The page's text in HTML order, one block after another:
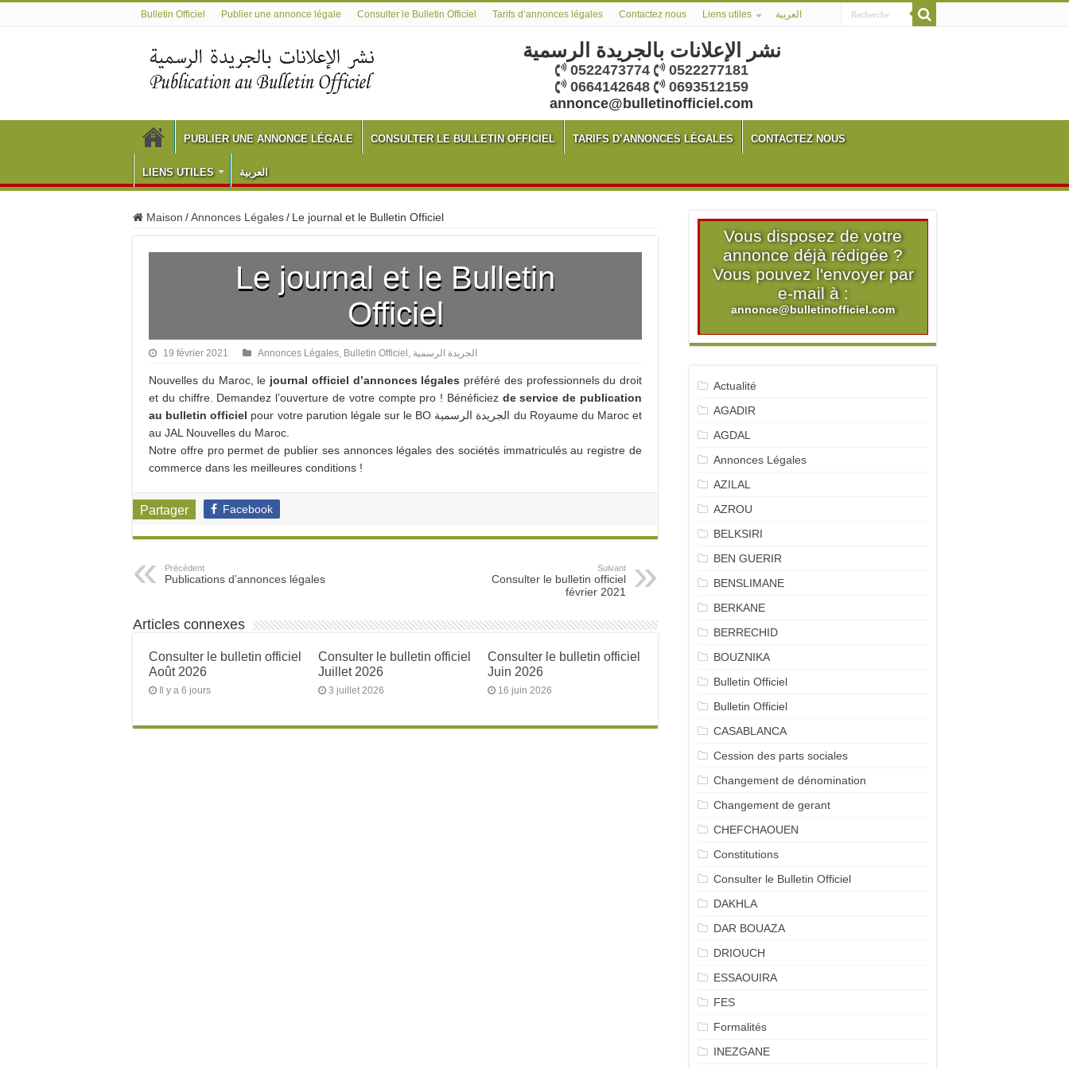
Bulletin Officiel Publier une annonce légale Consulter le Bulletin Officiel Tarifs d’annonces légales Contactez nous Liens utiles العربية
نشر الإعلانات بالجريدة الرسمية
0522473774
0522277181
0664142648
0693512159
annonce@bulletinofficiel.com
PUBLIER UNE ANNONCE LÉGALE CONSULTER LE BULLETIN OFFICIEL TARIFS D’ANNONCES LÉGALES CONTACTEZ NOUS
LIENS UTILES العربية
Maison /Annonces Légales/ Le journal et le Bulletin Officiel
Le journal et le Bulletin
Officiel
19 février 2021 Annonces Légales, Bulletin Officiel , الجريدة الرسمية
Nouvelles du Maroc, le journal officiel d’annonces légales préféré des professionnels du droit
et du chiffre. Demandez l’ouverture de votre compte pro ! Bénéficiezde service de publication
au bulletin officiel pour votre parution légale sur le BO الجريدة الرسمية du Royaume du Maroc et
au JAL Nouvelles du Maroc.
Notre offre pro permet de publier ses annonces légales des sociétés immatriculés au registre de
commerce dans les meilleures conditions !
Partager Facebook
Précédent
Publications d’annonces légales
Suivant
Consulter le bulletin officiel
février 2021
Articles connexes
Consulter le bulletin officiel
Août 2026
Il y a 6 jours
Consulter le bulletin officiel
Juillet 2026
3 juillet 2026
Consulter le bulletin officiel
Juin 2026
16 juin 2026
Vous disposez de votre
annonce déjà rédigée ?
Vous pouvez l'envoyer par
e-mail à :
annonce@bulletinofficiel.com
Actualité
AGADIR
AGDAL
Annonces Légales
AZILAL
AZROU
BELKSIRI
BEN GUERIR
BENSLIMANE
BERKANE
BERRECHID
BOUZNIKA
Bulletin Officiel
Bulletin Officiel
CASABLANCA
Cession des parts sociales
Changement de dénomination
Changement de gerant
CHEFCHAOUEN
Constitutions
Consulter le Bulletin Officiel
DAKHLA
DAR BOUAZA
DRIOUCH
ESSAOUIRA
FES
Formalités
INEZGANE